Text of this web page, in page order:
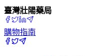
臺灣壯陽藥局
購物指南